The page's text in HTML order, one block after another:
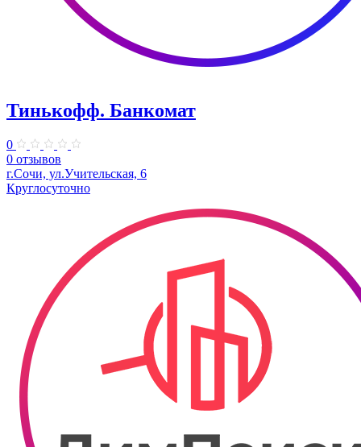
Тинькофф. Банкомат
0
0 отзывов
​г.Сочи, ул.Учительская, 6
Круглосуточно